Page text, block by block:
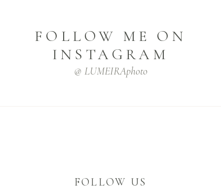
FOLLOW ME ON
INSTAGRAM
@ LUMEIRAphoto
FOLLOW US